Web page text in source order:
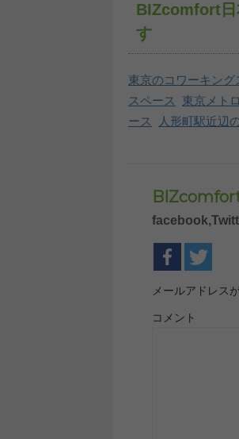
BIZcomfort日
す
東京のコワーキング
スペース
東京メト
ース
人形町駅近辺
メールアドレス
コメント